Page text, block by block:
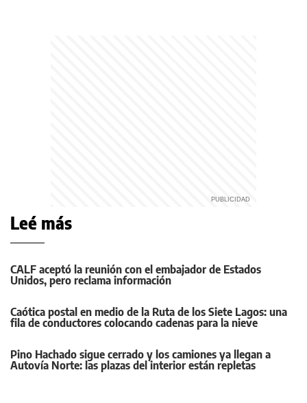
Leé más
CALF aceptó la reunión con el embajador de Estados
Unidos, pero reclama información
Caótica postal en medio de la Ruta de los Siete Lagos: una
fila de conductores colocando cadenas para la nieve
Pino Hachado sigue cerrado y los camiones ya llegan a
Autovía Norte: las plazas del interior están repletas